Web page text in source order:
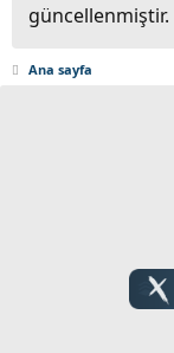
güncellenmiştir.
Ana sayfa